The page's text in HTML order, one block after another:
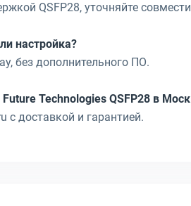
QSFP28, уточняйте
настройка?
без дополнительного ПО.
Future Technologies QSFP28 в
с доставкой и гарантией.